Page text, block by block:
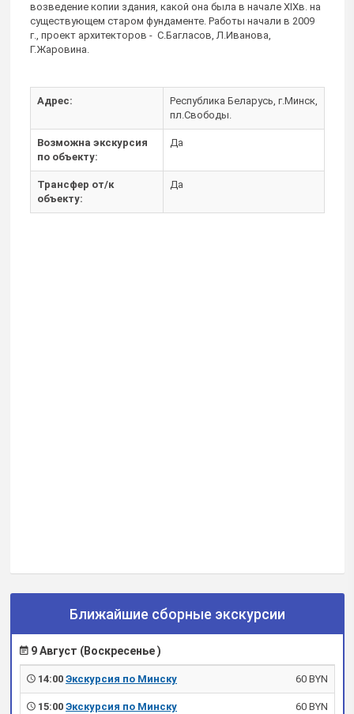
возведение копии здания, какой она была в начале XIXв. на
существующем старом фундаменте. Работы начали в 2009
г., проект архитекторов - С.Багласов, Л.Иванова,
Г.Жаровина.
Адрес:
Республика Беларусь, г.Минск,
пл.Свободы.
Возможна экскурсия
по объекту:
Да
Трансфер от/к
объекту:
Да
Ближайшие сборные экскурсии
9 Август (Воскресенье )
14:00 Экскурсия по Минску 60 BYN
15:00 Экскурсия по Минску 60 BYN